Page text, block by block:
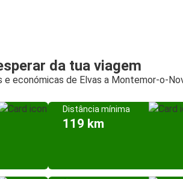
da tua viagem
e económicas de Elvas a Montemor-o-
Distância mínima
119 km